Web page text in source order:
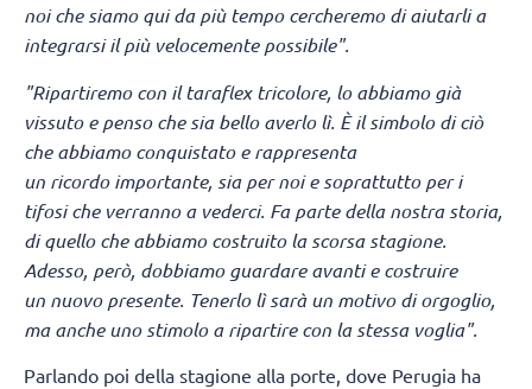
noi che siamo qui da più tempo cercheremo di aiutarli a
integrarsi il più velocemente possibile".
"Ripartiremo con il taraflex tricolore, lo abbiamo già
vissuto e penso che sia bello averlo lì. È il simbolo di ciò
che abbiamo conquistato e rappresenta
un ricordo importante, sia per noi e soprattutto per i
tifosi che verranno a vederci. Fa parte della nostra storia,
di quello che abbiamo costruito la scorsa stagione.
Adesso, però, dobbiamo guardare avanti e costruire
un nuovo presente. Tenerlo lì sarà un motivo di orgoglio,
ma anche uno stimolo a ripartire con la stessa voglia".
Parlando poi della stagione alla porte, dove Perugia ha